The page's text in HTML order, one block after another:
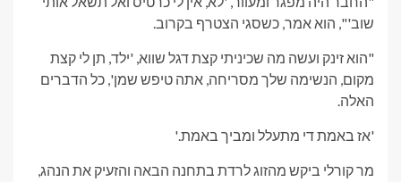
שוב'", הוא אמר, כשסגי הצטרף בקרוב.
"הוא זינק ועשה מה שכיניתי קצת דגל שווא, 'ילד, תן לי קצת
מקום, הנשימה שלך מסריחה, אתה טיפש שמן', כל הדברים
האלה.
'אז באמת די מתעלל ומביך באמת.'
מר קורלי ביקש מהזוג לרדת בתחנה הבאה והזעיק את הנהג,